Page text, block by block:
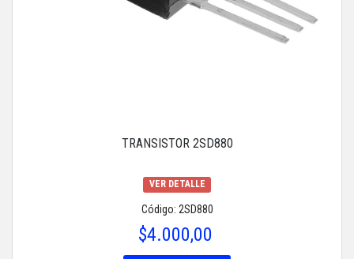
TRANSISTOR 2SD880
VER DETALLE
Código: 2SD880
$4.000,00